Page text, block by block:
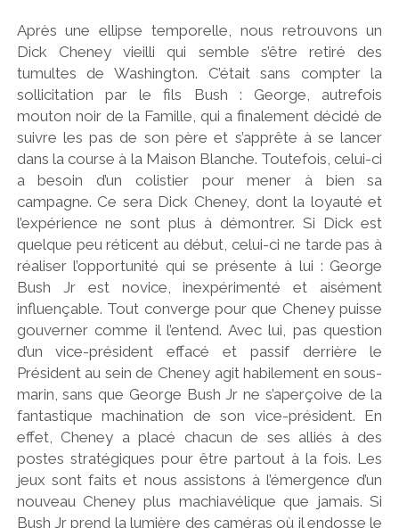
Après une ellipse temporelle, nous retrouvons un
Dick Cheney vieilli qui semble s’être retiré des
tumultes de Washington. C’était sans compter la
sollicitation par le fils Bush : George, autrefois
mouton noir de la Famille, qui a finalement décidé de
suivre les pas de son père et s’apprête à se lancer
dans la course à la Maison Blanche. Toutefois, celui-ci
a besoin d’un colistier pour mener à bien sa
campagne. Ce sera Dick Cheney, dont la loyauté et
l’expérience ne sont plus à démontrer. Si Dick est
quelque peu réticent au début, celui-ci ne tarde pas à
réaliser l’opportunité qui se présente à lui : George
Bush Jr est novice, inexpérimenté et aisément
influençable. Tout converge pour que Cheney puisse
gouverner comme il l’entend. Avec lui, pas question
d’un vice-président effacé et passif derrière le
Président au sein de Cheney agit habilement en sous-
marin, sans que George Bush Jr ne s’aperçoive de la
fantastique machination de son vice-président. En
effet, Cheney a placé chacun de ses alliés à des
postes stratégiques pour être partout à la fois. Les
jeux sont faits et nous assistons à l’émergence d’un
nouveau Cheney plus machiavélique que jamais. Si
Bush Jr prend la lumière des caméras où il endosse le